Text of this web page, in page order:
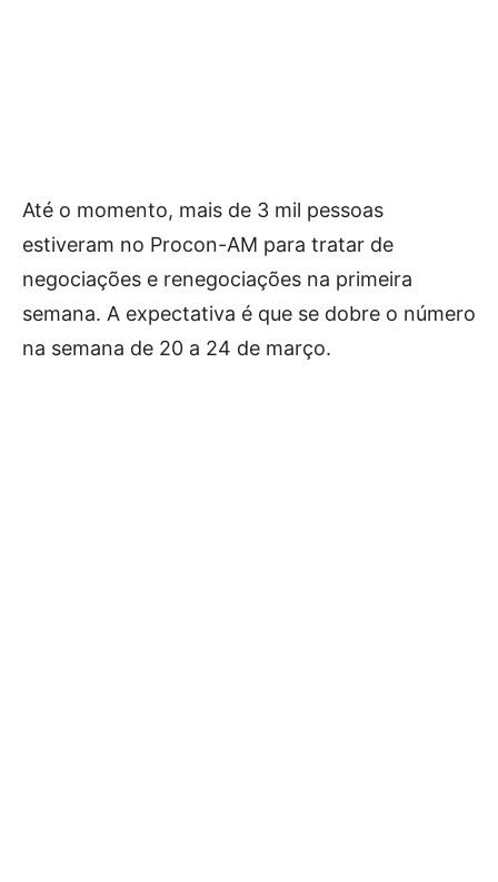
Até o momento, mais de 3 mil pessoas
estiveram no Procon-AM para tratar de
negociações e renegociações na primeira
semana. A expectativa é que se dobre o número
na semana de 20 a 24 de março.